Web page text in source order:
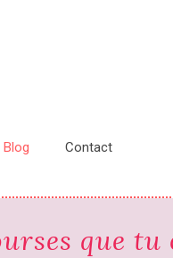
Blog Contact
que